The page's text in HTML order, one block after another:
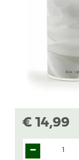
€ 14,99